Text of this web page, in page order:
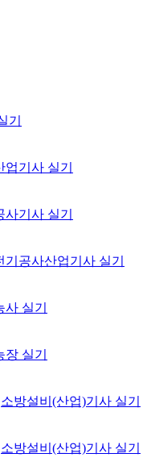
기
업기사 실기
사기사 실기
기공사산업기사 실기
실기
실기
소방설비(산업)기사 실기
소방설비(산업)기사 실기